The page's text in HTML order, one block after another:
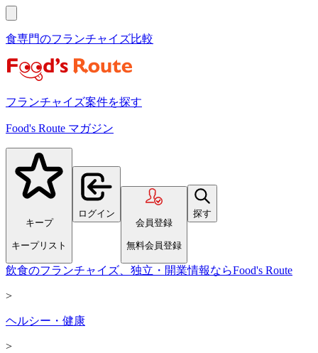
食専門のフランチャイズ比較
フランチャイズ案件を探す
Food's Route マガジン
キープ
キープリスト
ログイン
会員登録
無料会員登録
探す
飲食のフランチャイズ、独立・開業情報ならFood's Route
>
ヘルシー・健康
>